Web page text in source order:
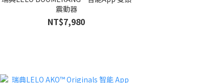
震動器
NT$7,980